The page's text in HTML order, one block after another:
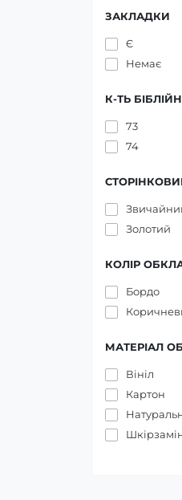
Художні
книги
(3)
ЗАКЛАДКИ
Є
Немає
К-ТЬ
73
74
Золотий
КОЛІР
Бордо
МАТЕРІАЛ
Вініл
Картон